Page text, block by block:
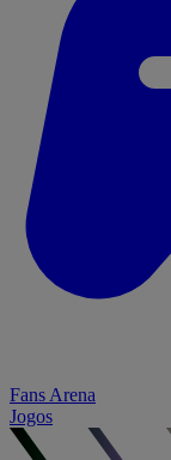
Fans Arena
Jogos